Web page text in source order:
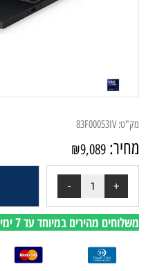
מק"ט: 83F00053IV
מחיר: ₪9,089
משלוחים מהירים במיוחד עד 7 ימי עסקים